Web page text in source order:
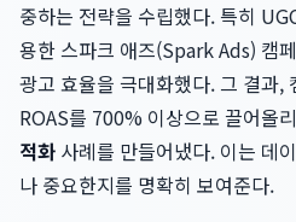
중하는 전략을 수립했다. 특히
용한 스파크 애즈(Spark Ads) 캠
광고 효율을 극대화했다. 그 결과,
ROAS를 700% 이상으로 끌어올
적화 사례를 만들어냈다. 이는 데
나 중요한지를 명확히 보여준다.